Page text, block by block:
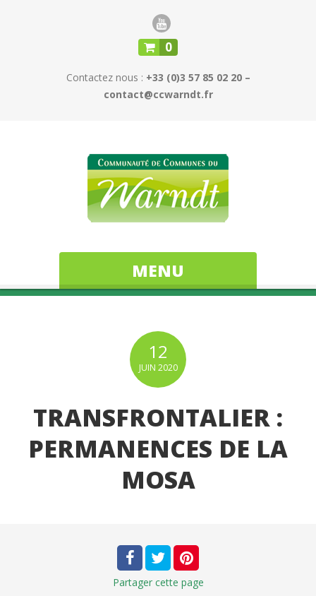
0
Contactez nous : +33 (0)3 57 85 02 20 –
contact@ccwarndt.fr
MENU
12
JUIN 2020
TRANSFRONTALIER :
PERMANENCES DE LA
MOSA
Partager cette page